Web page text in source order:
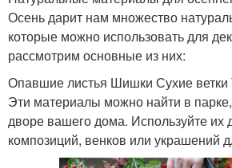
Осень дарит нам множество
которые можно использовать для
рассмотрим основные из них:
Опавшие листья Шишки Сухие ветки
Эти материалы можно найти в
дворе вашего дома. Используйте их
композиций, венков или украшений